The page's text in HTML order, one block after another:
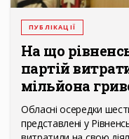
ПУБЛІКАЦІЇ
На що
партій
мільйона
Обласні осередки
представлені у